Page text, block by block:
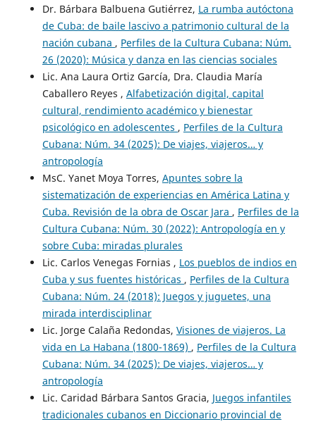
Dr. Bárbara Balbuena Gutiérrez, La rumba autóctona
de Cuba: de baile lascivo a patrimonio cultural de la
nación cubana , Perfiles de la Cultura Cubana: Núm.
26 (2020): Música y danza en las ciencias sociales
Lic. Ana Laura Ortiz García, Dra. Claudia María
Caballero Reyes , Alfabetización digital, capital
cultural, rendimiento académico y bienestar
psicológico en adolescentes , Perfiles de la Cultura
Cubana: Núm. 34 (2025): De viajes, viajeros… y
antropología
MsC. Yanet Moya Torres, Apuntes sobre la
sistematización de experiencias en América Latina y
Cuba. Revisión de la obra de Oscar Jara , Perfiles de la
Cultura Cubana: Núm. 30 (2022): Antropología en y
sobre Cuba: miradas plurales
Lic. Carlos Venegas Fornias , Los pueblos de indios en
Cuba y sus fuentes históricas , Perfiles de la Cultura
Cubana: Núm. 24 (2018): Juegos y juguetes, una
mirada interdisciplinar
Lic. Jorge Calaña Redondas, Visiones de viajeros. La
vida en La Habana (1800-1869) , Perfiles de la Cultura
Cubana: Núm. 34 (2025): De viajes, viajeros… y
antropología
Lic. Caridad Bárbara Santos Gracia, Juegos infantiles
tradicionales cubanos en Diccionario provincial de